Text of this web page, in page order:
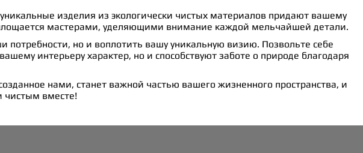
изделия из экологически чистых материалов придают вашему
мастерами, уделяющими внимание каждой мельчайшей детали.
но и воплотить вашу уникальную визию. Позвольте себе
интерьеру характер, но и способствуют заботе о природе благодаря
нами, станет важной частью вашего жизненного пространства, и
чистым вместе!